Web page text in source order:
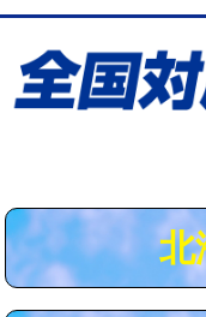
給水管工事※（土の掘
業)
用（追加）/3ｍ超え)
給水管工事※（ライ
北